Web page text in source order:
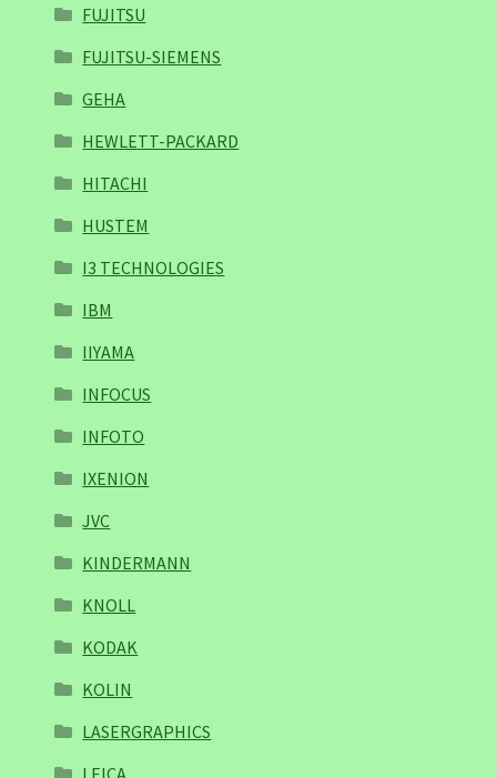
FUJITSU
FUJITSU-SIEMENS
GEHA
HEWLETT-PACKARD
HITACHI
HUSTEM
I3 TECHNOLOGIES
IBM
IIYAMA
INFOCUS
INFOTO
IXENION
JVC
KINDERMANN
KNOLL
KODAK
KOLIN
LASERGRAPHICS